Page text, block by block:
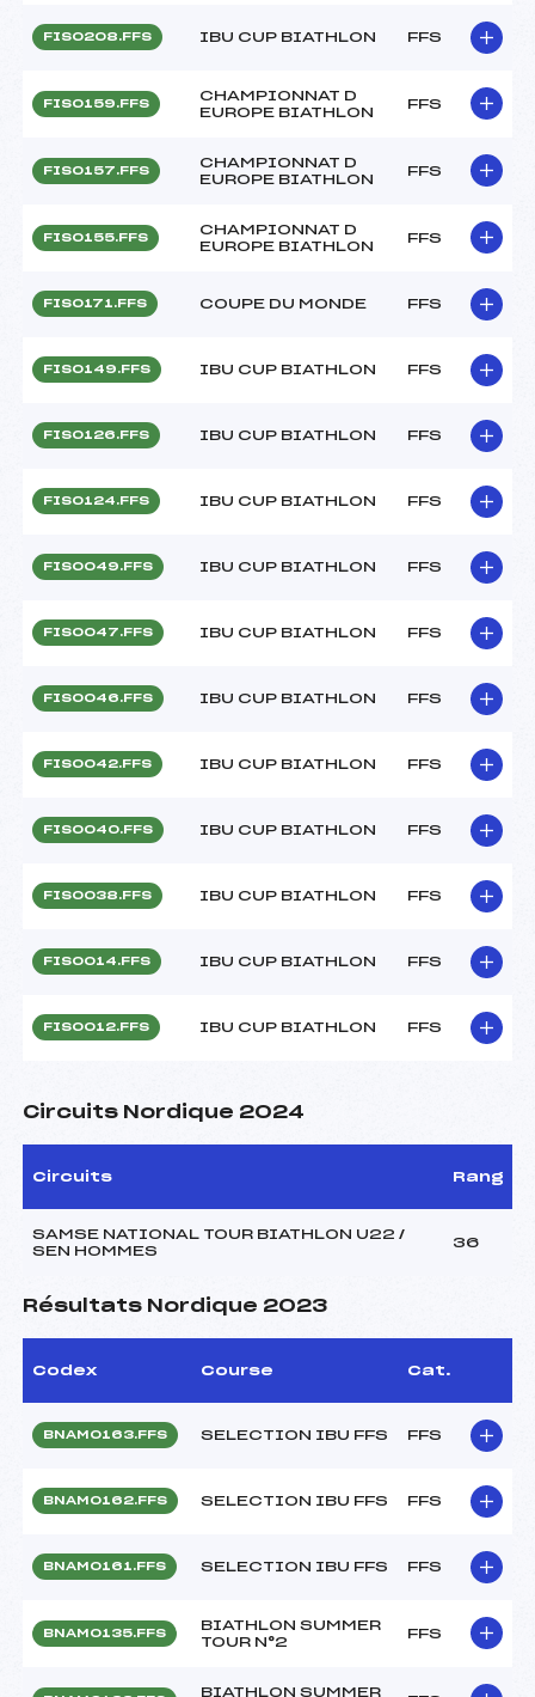
FIS0208.FFS IBU CUP BIATHLON FFS
FIS0159.FFS
CHAMPIONNAT D
EUROPE BIATHLON
FFS
FIS0157.FFS
CHAMPIONNAT D
EUROPE BIATHLON
FFS
FIS0155.FFS
CHAMPIONNAT D
EUROPE BIATHLON
FFS
FIS0171.FFS COUPE DU MONDE FFS
FIS0149.FFS IBU CUP BIATHLON FFS
FIS0126.FFS IBU CUP BIATHLON FFS
FIS0124.FFS IBU CUP BIATHLON FFS
FIS0049.FFS IBU CUP BIATHLON FFS
FIS0047.FFS IBU CUP BIATHLON FFS
FIS0046.FFS IBU CUP BIATHLON FFS
FIS0042.FFS IBU CUP BIATHLON FFS
FIS0040.FFS IBU CUP BIATHLON FFS
FIS0038.FFS IBU CUP BIATHLON FFS
FIS0014.FFS IBU CUP BIATHLON FFS
FIS0012.FFS IBU CUP BIATHLON FFS
Circuits Nordique 2024
Circuits Rang
SAMSE NATIONAL TOUR BIATHLON U22 /
SEN HOMMES
36
Résultats Nordique 2023
Codex Course Cat.
BNAM0163.FFS SELECTION IBU FFS FFS
BNAM0162.FFS SELECTION IBU FFS FFS
BNAM0161.FFS SELECTION IBU FFS FFS
BNAM0135.FFS
BIATHLON SUMMER
TOUR N°2
FFS
BIATHLON SUMMER